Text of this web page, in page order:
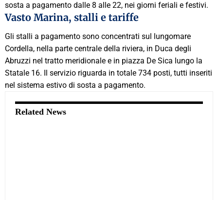
sosta a pagamento dalle 8 alle 22, nei giorni feriali e festivi.
Vasto Marina, stalli e tariffe
Gli stalli a pagamento sono concentrati sul lungomare
Cordella, nella parte centrale della riviera, in Duca degli
Abruzzi nel tratto meridionale e in piazza De Sica lungo la
Statale 16. Il servizio riguarda in totale 734 posti, tutti inseriti
nel sistema estivo di sosta a pagamento.
Related News